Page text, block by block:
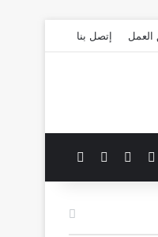
العمل إتصل بنا
فيسبوك الوضع المظلم